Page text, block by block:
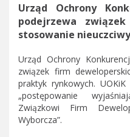
Urząd Ochrony
podejrzewa
stosowanie
Urząd Ochrony
związek firm
praktyk rynkowych.
„postępowanie
Związkowi Firm
Wyborcza”.